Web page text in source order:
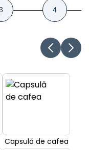
Capsulă de cafea